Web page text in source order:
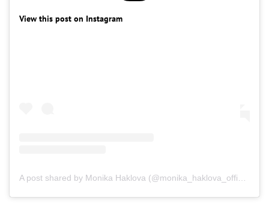
View this post on Instagram